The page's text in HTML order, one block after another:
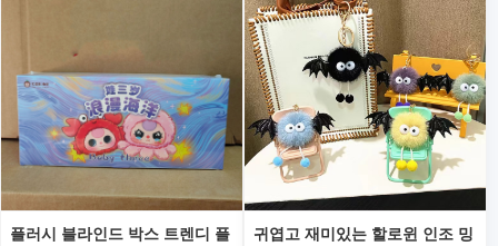
플러시 블라인드 박스 트렌디 플
귀엽고 재미있는 할로윈 인조 밍